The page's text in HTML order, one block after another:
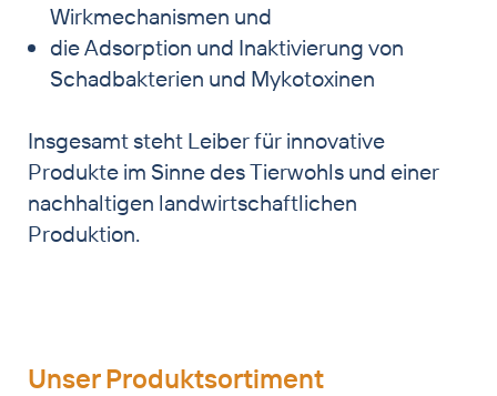
Wirkmechanismen und
die Adsorption und Inaktivierung von
Schadbakterien und Mykotoxinen
Insgesamt steht Leiber für innovative
Produkte im Sinne des Tierwohls und einer
nachhaltigen landwirtschaftlichen
Produktion.
Unser Produktsortiment